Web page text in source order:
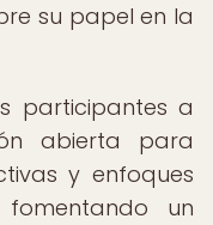
su papel en la
participantes a
abierta para
y enfoques
un